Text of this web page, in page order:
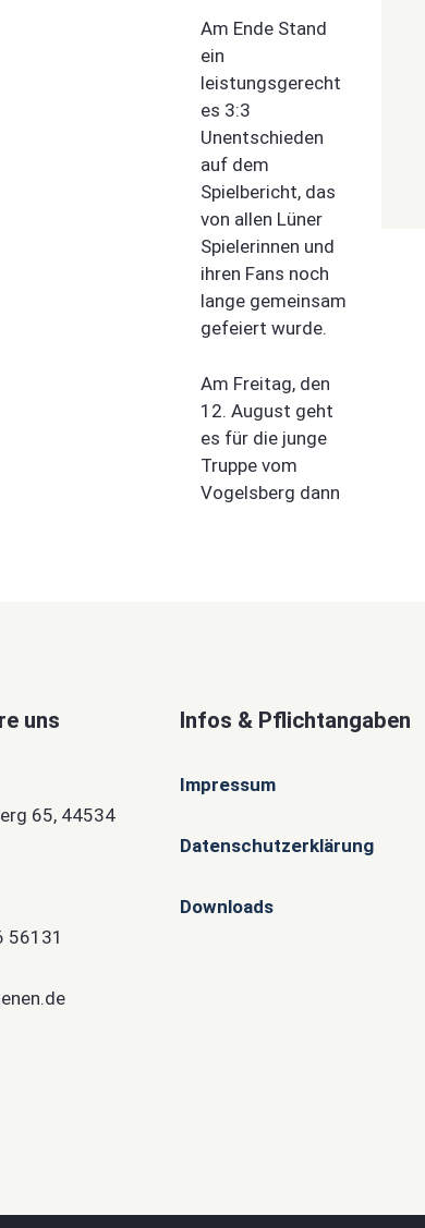
Am Ende Stand
ein
leistungsgerecht
es 3:3
Unentschieden
auf dem
Spielbericht, das
von allen Lüner
Spielerinnen und
ihren Fans noch
lange gemeinsam
gefeiert wurde.
Am Freitag, den
12. August geht
es für die junge
Truppe vom
Vogelsberg dann
uns
65, 44534
56131
Infos & Pflichtangaben
Impressum
Datenschutzerklärung
Downloads